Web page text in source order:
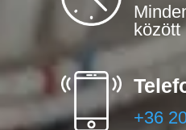
között
+36